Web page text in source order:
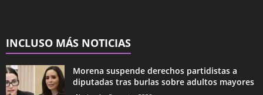
INCLUSO MÁS NOTICIAS
Morena suspende derechos partidistas a
diputadas tras burlas sobre adultos mayores